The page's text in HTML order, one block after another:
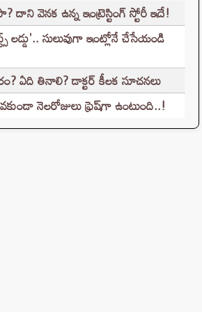
దాని వెనక ఉన్న ఇంట్రెస్టింగ్ స్టోరీ ఇదే!
లడ్డు'.. సులువుగా ఇంట్లోనే చేసేయండి
ఏది తినాలి? డాక్టర్ కీలక సూచనలు
నెలరోజులు ఫ్రెష్‌గా ఉంటుంది..!